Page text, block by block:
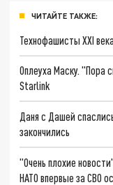
ЧИТАЙТЕ ТАКЖЕ:
Технофашисты XXI века
Оплеуха Маску. "Пора
Starlink
Даня с Дашей
закончились
"Очень плохие
НАТО впервые за СВО